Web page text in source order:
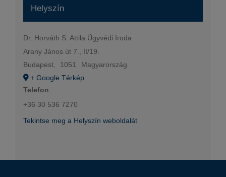
Helyszín
Dr. Horváth S. Attila Ügyvédi Iroda
Arany János út 7., II/19.
Budapest, 1051
Magyarország
+ Google Térkép
Telefon
+36 30 536 7270
Tekintse meg a Helyszín weboldalát